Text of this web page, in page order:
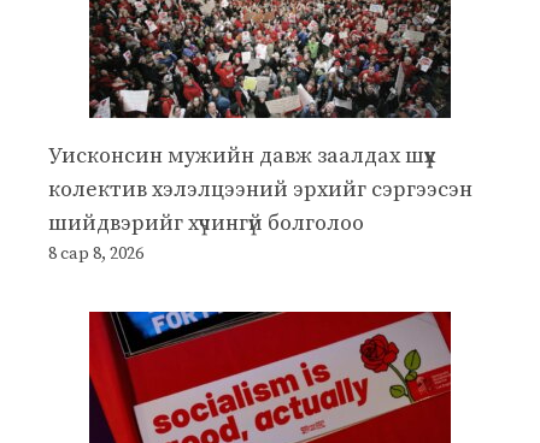
Уисконсин мужийн давж заалдах шүүх
колектив хэлэлцээний эрхийг сэргээсэн
шийдвэрийг хүчингүй болголоо
8 сар 8, 2026